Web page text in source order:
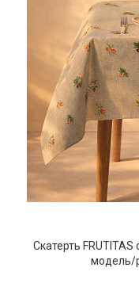
Скатерть FRUTITAS
модель/